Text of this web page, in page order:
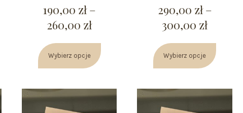
190,00 zł–
260,00 zł
Wybierz opcje
290,00 zł –
300,00 zł
Wybierz opcje